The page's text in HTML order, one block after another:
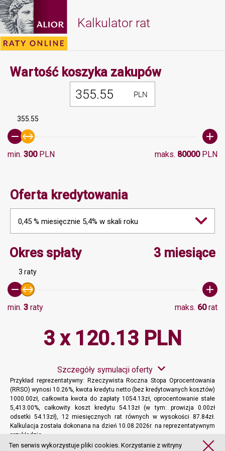
Kalkulator rat
Wartość koszyka zakupówMinimalna
PLN
355.55
min. 300PLN maks. 80000PLN
Oferta kredytowania
0,45 % miesięcznie 5,4% w skali roku
Okres spłatyMinimalna wartość 3,
3 miesiące
3 raty
min. 3 raty maks. 60rat
3 x 120.13 PLN
Szczegóły symulacji oferty
Przykład reprezentatywny: Rzeczywista Roczna Stopa Oprocentowania
(RRSO) wynosi 10.26%, kwota kredytu netto (bez kredytowanych kosztów)
1000.00zł, całkowita kwota do zapłaty 1054.13zł, oprocentowanie stałe
5,413.00%, całkowity koszt kredytu 54.13zł (w tym: prowizja 0.00zł
odsetki 54.13zł), 12 miesięcznych rat równych w wysokości 87.84zł.
Kalkulacja została dokonana na dzień 10.08.2026r. na reprezentatywnym
przykładzie.
Więcej informacji
Ten serwis wykorzystuje pliki cookies. Korzystanie z witryny